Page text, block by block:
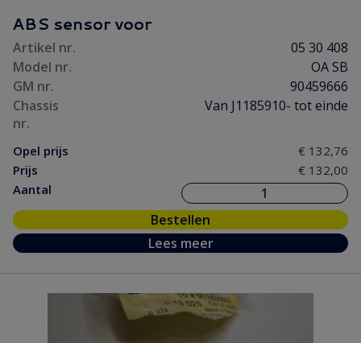
Onderhoud(5)
Ontsteking
Remmen/ Wielen
Vooras/ Stuurinrichting
ABS sensor voor
Artikel nr.
05 30 408
Model nr.
OA SB
GM nr.
90459666
Chassis
nr.
Van J1185910- tot einde
Opel prijs
€ 132,76
Prijs
€ 132,00
Aantal
Bestellen
Lees meer